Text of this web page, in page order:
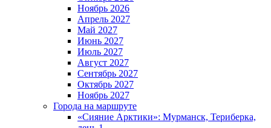
Ноябрь 2026
Апрель 2027
Май 2027
Июнь 2027
Июль 2027
Август 2027
Сентябрь 2027
Октябрь 2027
Ноябрь 2027
Города на маршруте
«Сияние Арктики»: Мурманск, Териберка,